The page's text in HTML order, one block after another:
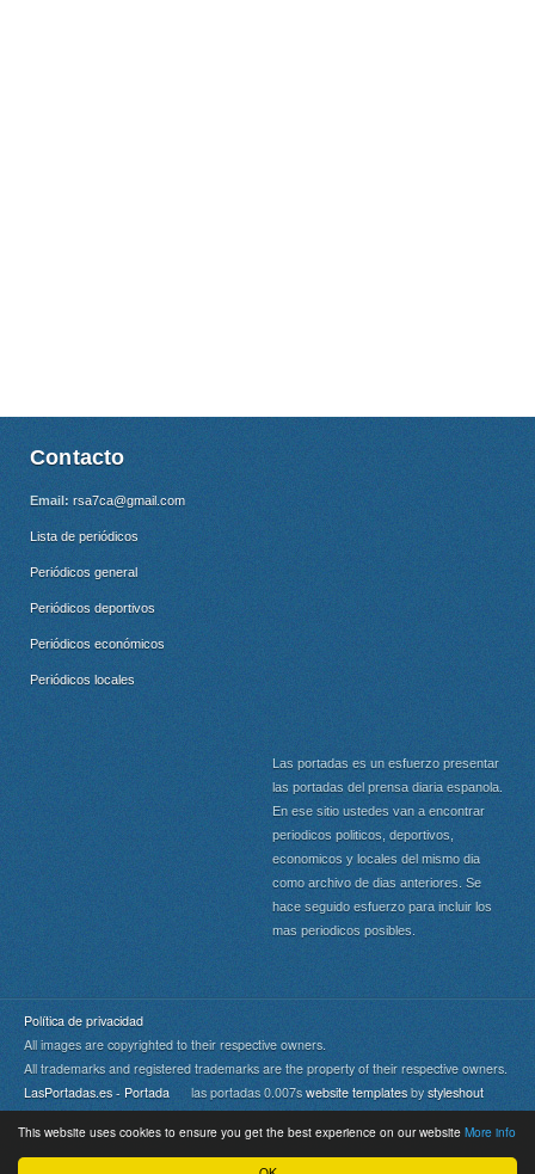
This website uses cookies to ensure you get the best experience on our website More info
Contacto
Email: rsa7ca@gmail.com
Lista de periódicos
Periódicos general
Periódicos deportivos
Periódicos económicos
Periódicos locales
Las portadas es un esfuerzo presentar
las portadas del prensa diaria espanola.
En ese sitio ustedes van a encontrar
periodicos politicos, deportivos,
economicos y locales del mismo dia
como archivo de dias anteriores. Se
hace seguido esfuerzo para incluir los
mas periodicos posibles.
Política de privacidad
All images are copyrighted to their respective owners.
All trademarks and registered trademarks are the property of their respective owners.
LasPortadas.es - Portada las portadas 0.007s website templates by styleshout